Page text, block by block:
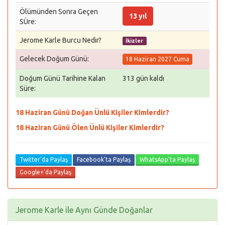
Ölümünden Sonra Geçen
SÜre:
13 yıl
Jerome Karle Burcu Nedir? İkizler
Gelecek Doğum Günü: 18 Haziran 2027 Cuma
Doğum Günü Tarihine Kalan
Süre:
313 gün kaldı
18 Haziran Günü Doğan Ünlü Kişiler Kimlerdir?
18 Haziran Günü Ölen Ünlü Kişiler Kimlerdir?
Twitter'da Paylaş Facebook'ta Paylaş
WhatsApp'ta Paylaş
Google+'da Paylaş
Jerome Karle ile Aynı Günde Doğanlar